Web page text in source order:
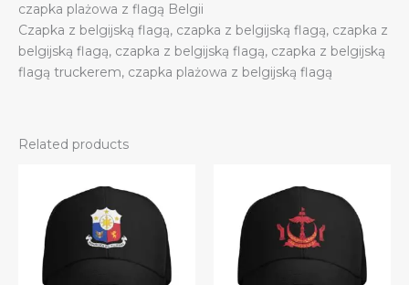
czapka plażowa z flagą Belgii
Czapka z belgijską flagą, czapka z belgijską flagą, czapka z
belgijską flagą, czapka z belgijską flagą, czapka z belgijską
flagą truckerem, czapka plażowa z belgijską flagą
Related products